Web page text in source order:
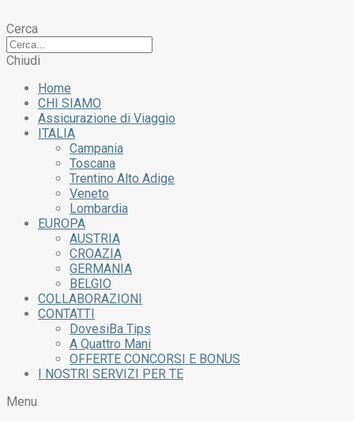
Cerca
Chiudi
Home
CHI SIAMO
Assicurazione di Viaggio
ITALIA
Campania
Toscana
Trentino Alto Adige
Veneto
Lombardia
EUROPA
AUSTRIA
CROAZIA
GERMANIA
BELGIO
COLLABORAZIONI
CONTATTI
DovesiBa Tips
A Quattro Mani
OFFERTE CONCORSI E BONUS
I NOSTRI SERVIZI PER TE
Menu